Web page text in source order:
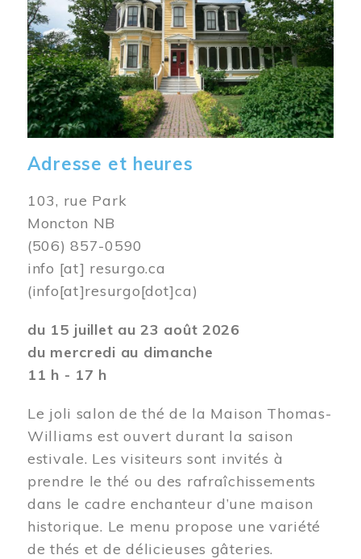
Adresse et heures
103, rue Park
Moncton NB
(506) 857-0590
info [at] resurgo.ca
(info[at]resurgo[dot]ca)
du 15 juillet au 23 août 2026
du mercredi au dimanche
11 h - 17 h
Le joli salon de thé de la Maison Thomas-
Williams est ouvert durant la saison
estivale. Les visiteurs sont invités à
prendre le thé ou des rafraîchissements
dans le cadre enchanteur d’une maison
historique. Le menu propose une variété
de thés et de délicieuses gâteries.